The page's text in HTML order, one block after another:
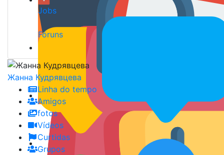
Jobs
Fóruns
Жанна Кудрявцевa
Linha do tempo
Amigos
fotos
Vídeos
Curtidas
Grupos